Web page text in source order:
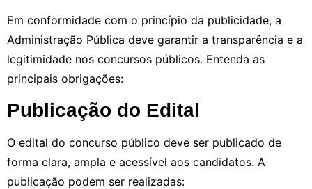
Em conformidade com o princípio da publicidade, a
Administração Pública deve garantir a transparência e a
legitimidade nos concursos públicos. Entenda as
principais obrigações:
Publicação do Edital
O edital do concurso público deve ser publicado de
forma clara, ampla e acessível aos candidatos. A
publicação podem ser realizadas: